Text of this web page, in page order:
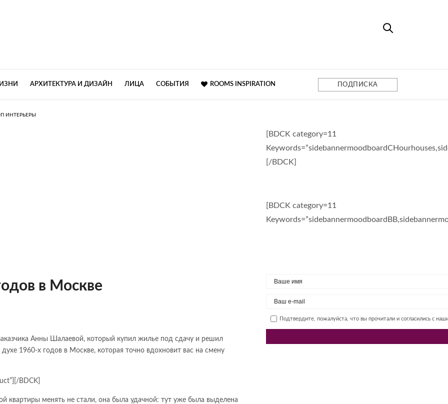
АРХИТЕКТУРА И ДИЗАЙН ЛИЦА СОБЫТИЯ ROOMS INSPIRATION ПОДПИСКА
ИНТЕРЬЕРЫ
в Москве
Анны Шалаевой, который купил жилье под сдачу и решил
1960-х годов в Москве, которая точно вдохновит вас на смену
BDCK]
квартиры менять не стали, она была удачной: тут уже была выделена
[BDCK category=11
[/BDCK]
[BDCK category=11
Подтвердите, пожалуйста, что вы прочитали и согласились с